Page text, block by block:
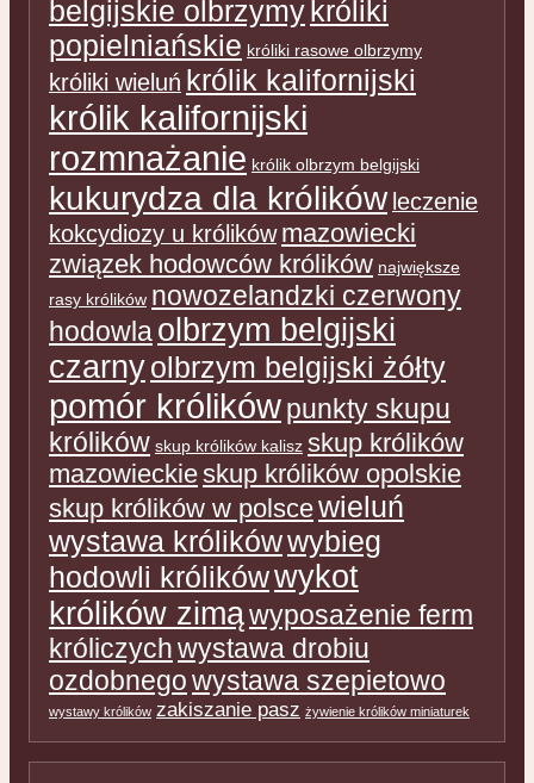
belgijskie olbrzymykróliki
popielniańskie króliki rasowe olbrzymy
króliki wieluń królik kalifornijski
królik kalifornijski
rozmnażanie królik olbrzym belgijski
kukurydza dla królików leczenie
kokcydiozy u królików mazowiecki
związek hodowców królików największe
rasy królików nowozelandzki czerwony
hodowlaolbrzym belgijski
czarnyolbrzym belgijski żółty
pomór królikówpunkty skupu
królików skup królików kalisz skup królików
mazowieckieskup królików opolskie
skup królików w polscewieluń
wystawa królikówwybieg
hodowli królikówwykot
królików zimąwyposażenie ferm
króliczychwystawa drobiu
ozdobnegowystawa szepietowo
wystawy królików zakiszanie pasz żywienie królików miniaturek